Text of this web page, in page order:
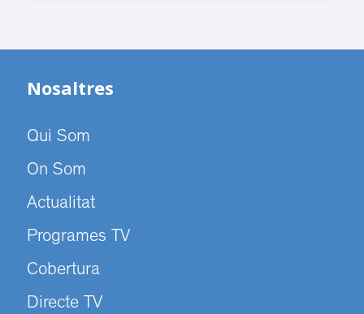
Nosaltres
Qui Som
On Som
Actualitat
Programes TV
Cobertura
Directe TV